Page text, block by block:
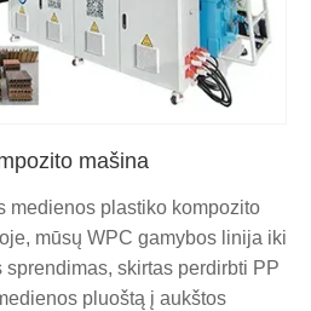
mašina
medienos plastiko kompozito
mūsų WPC gamybos linija iki
skirtas perdirbti PP
pluoštą į aukštos